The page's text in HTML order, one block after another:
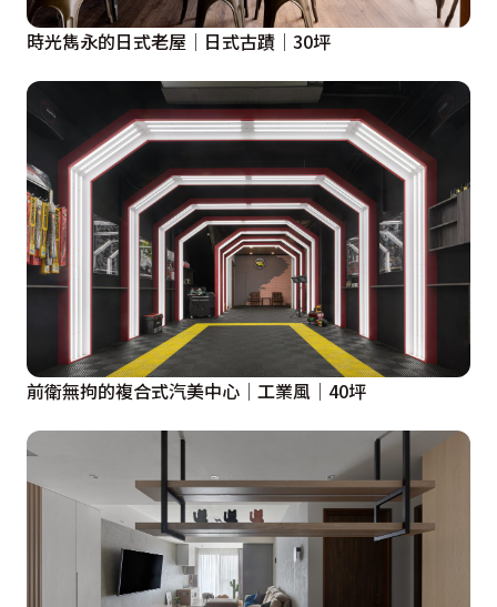
時光雋永的日式老屋│日式古蹟│30坪
前衛無拘的複合式汽美中心│工業風│40坪